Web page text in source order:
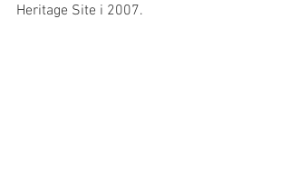
Heritage Site i 2007.